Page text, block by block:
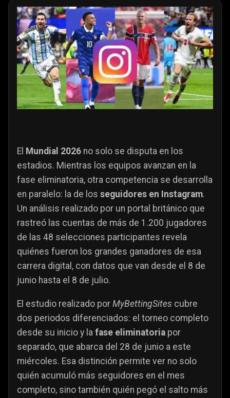
El Mundial 2026 no solo se disputa en los
estadios. Mientras los equipos avanzan en la
fase eliminatoria, otra competencia se desarrolla
en paralelo: la de los seguidores en Instagram.
Un análisis realizado por un portal británico que
rastreó las cuentas de más de 1.200 jugadores
de las 48 selecciones participantes revela
quiénes fueron los grandes ganadores de esa
carrera digital, con datos que van desde el 8 de
junio hasta el 8 de julio.
El estudio realizado por MyBettingSites cubre
dos periodos diferenciados: el torneo completo
desde su inicio y la fase eliminatoria por
separado, que abarca del 28 de junio a este
miércoles. Esa distinción permite ver no solo
quién acumuló más seguidores en el mes
completo, sino también quién pegó el salto más